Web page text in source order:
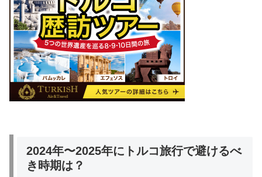
2024年〜2025年にトルコ旅行で避けるべ
き時期は？